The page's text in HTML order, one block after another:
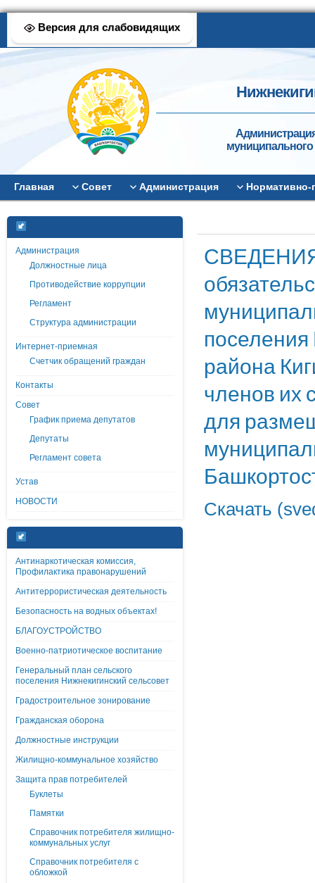
Версия для слабовидящих
муниципального
Главная Совет Администрация
Администрация
Должностные лица
Противодействие коррупции
Регламент
Структура администрации
Интернет-приемная
Счетчик обращений граждан
Контакты
Совет
График приема депутатов
Депутаты
Регламент совета
Устав
НОВОСТИ
Антинаркотическая комиссия,
Профилактика правонарушений
Антитеррористическая деятельность
Безопасность на водных объектах!
БЛАГОУСТРОЙСТВО
Военно-патриотическое воспитание
Генеральный план сельского
поселения Нижнекигинский сельсовет
Градостроительное зонирование
Гражданская оборона
Должностные инструкции
Жилищно-коммунальное хозяйство
Защита прав потребителей
Буклеты
Памятки
Справочник потребителя жилищно-
коммунальных услуг
Справочник потребителя с
обложкой
СВЕДЕНИЯ
района
членов их
для
Скачать